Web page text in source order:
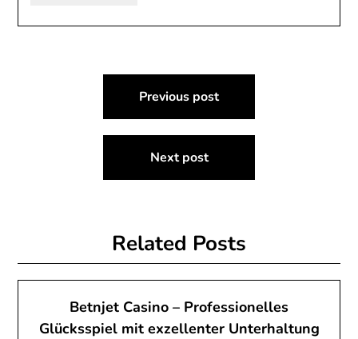
navigation
Previous post
Next post
Related Posts
Betnjet Casino – Professionelles
Glücksspiel mit exzellenter Unterhaltung